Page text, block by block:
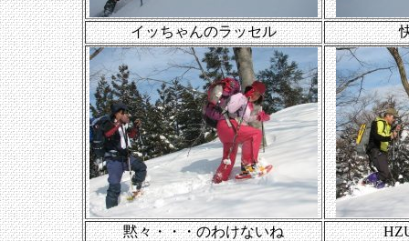
イッちゃんのラッセル
黙々・・・のわけないね